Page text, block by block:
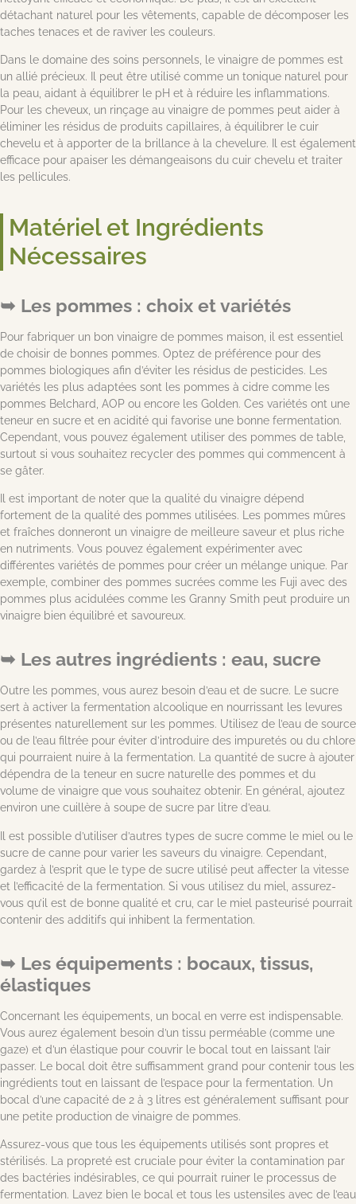
détachant naturel pour les vêtements, capable de décomposer les
taches tenaces et de raviver les couleurs.
Dans le domaine des soins personnels, le vinaigre de pommes est
un allié précieux. Il peut être utilisé comme un tonique naturel pour
la peau, aidant à équilibrer le pH et à réduire les inflammations.
Pour les cheveux, un rinçage au vinaigre de pommes peut aider à
éliminer les résidus de produits capillaires, à équilibrer le cuir
chevelu et à apporter de la brillance à la chevelure. Il est également
efficace pour apaiser les démangeaisons du cuir chevelu et traiter
les pellicules.
Matériel et Ingrédients
Nécessaires
Les pommes : choix et variétés
Pour fabriquer un bon vinaigre de pommes maison, il est essentiel
de choisir de bonnes pommes. Optez de préférence pour des
pommes biologiques afin d’éviter les résidus de pesticides. Les
variétés les plus adaptées sont les pommes à cidre comme les
pommes Belchard, AOP ou encore les Golden. Ces variétés ont une
teneur en sucre et en acidité qui favorise une bonne fermentation.
Cependant, vous pouvez également utiliser des pommes de table,
surtout si vous souhaitez recycler des pommes qui commencent à
se gâter.
Il est important de noter que la qualité du vinaigre dépend
fortement de la qualité des pommes utilisées. Les pommes mûres
et fraîches donneront un vinaigre de meilleure saveur et plus riche
en nutriments. Vous pouvez également expérimenter avec
différentes variétés de pommes pour créer un mélange unique. Par
exemple, combiner des pommes sucrées comme les Fuji avec des
pommes plus acidulées comme les Granny Smith peut produire un
vinaigre bien équilibré et savoureux.
Les autres ingrédients : eau, sucre
Outre les pommes, vous aurez besoin d’eau et de sucre. Le sucre
sert à activer la fermentation alcoolique en nourrissant les levures
présentes naturellement sur les pommes. Utilisez de l’eau de source
ou de l’eau filtrée pour éviter d’introduire des impuretés ou du chlore
qui pourraient nuire à la fermentation. La quantité de sucre à ajouter
dépendra de la teneur en sucre naturelle des pommes et du
volume de vinaigre que vous souhaitez obtenir. En général, ajoutez
environ une cuillère à soupe de sucre par litre d’eau.
Il est possible d’utiliser d’autres types de sucre comme le miel ou le
sucre de canne pour varier les saveurs du vinaigre. Cependant,
gardez à l’esprit que le type de sucre utilisé peut affecter la vitesse
et l’efficacité de la fermentation. Si vous utilisez du miel, assurez-
vous qu’il est de bonne qualité et cru, car le miel pasteurisé pourrait
contenir des additifs qui inhibent la fermentation.
Les équipements : bocaux, tissus,
élastiques
Concernant les équipements, un bocal en verre est indispensable.
Vous aurez également besoin d’un tissu perméable (comme une
gaze) et d’un élastique pour couvrir le bocal tout en laissant l’air
passer. Le bocal doit être suffisamment grand pour contenir tous les
ingrédients tout en laissant de l’espace pour la fermentation. Un
bocal d’une capacité de 2 à 3 litres est généralement suffisant pour
une petite production de vinaigre de pommes.
Assurez-vous que tous les équipements utilisés sont propres et
stérilisés. La propreté est cruciale pour éviter la contamination par
des bactéries indésirables, ce qui pourrait ruiner le processus de
fermentation. Lavez bien le bocal et tous les ustensiles avec de l’eau